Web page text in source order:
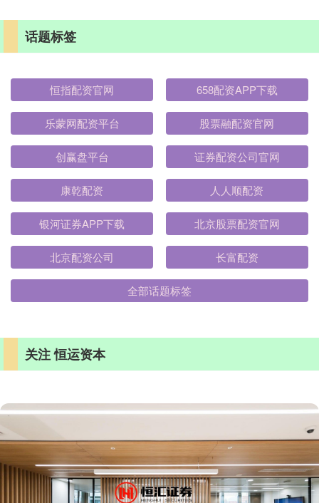
话题标签
恒指配资官网 658配资APP下载
乐蒙网配资平台 股票融配资官网
创赢盘平台 证券配资公司官网
康乾配资 人人顺配资
银河证券APP下载 北京股票配资官网
北京配资公司 长富配资
全部话题标签
关注 恒运资本